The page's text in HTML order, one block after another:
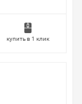
купить в 1 клик